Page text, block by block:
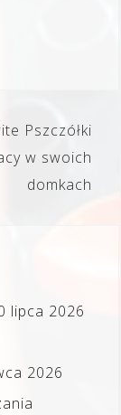
Pszczółki
w swoich
domkach
lipca 2026
2026